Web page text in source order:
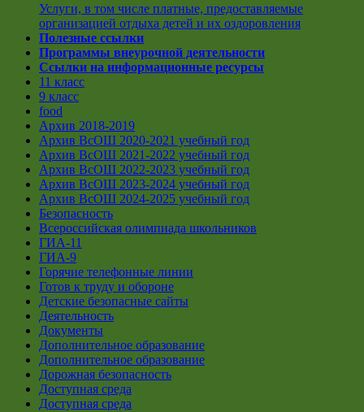
Услуги, в том числе платные, предоставляемые
организацией отдыха детей и их оздоровления
Полезные ссылки
Программы внеурочной деятельности
Ссылки на информационные ресурсы
11 класс
9 класс
food
Архив 2018-2019
Архив ВсОШ 2020-2021 учебный год
Архив ВсОШ 2021-2022 учебный год
Архив ВсОШ 2022-2023 учебный год
Архив ВсОШ 2023-2024 учебный год
Архив ВсОШ 2024-2025 учебный год
Безопасность
Всероссийская олимпиада школьников
ГИА-11
ГИА-9
Горячие телефонные линии
Готов к труду и обороне
Детские безопасные сайты
Деятельность
Документы
Дополнительное образование
Дополнительное образование
Дорожная безопасность
Доступная среда
Доступная среда